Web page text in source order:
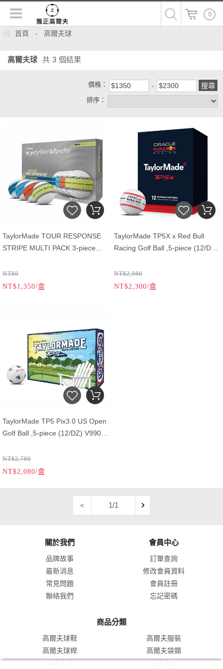
0
首頁 - 高爾夫球
高爾夫球 共 3 個結果
價格：
排序：
TaylorMade TOUR RESPONSE
STRIPE MULTI PACK 3-piece
NT$0
NT$1,350/盒
TaylorMade TP5X x Red Bull
Racing Golf Ball ,5-piece (12/DZ)
NT$2,980
NT$2,300/盒
TaylorMade TP5 Pix3.0 US Open
Golf Ball ,5-piece (12/DZ) V99053
NT$2,780
NT$2,080/盒
< 1/1
關於我們
品牌故事
最新消息
常見問題
聯絡我們
會員中心
訂單查詢
修改會員資料
會員註冊
忘記密碼
商品分類
高爾夫球鞋
高爾夫服裝
高爾夫球桿
高爾夫袋類
高爾夫球
兒童專區